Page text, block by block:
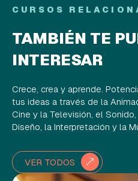
CURSOS
TAMBIÉN TE
INTERESAR
Crece, crea y aprende.
tus ideas a través de la
Cine y la Televisión, el
Diseño, la Interpretación y la
VER TODOS